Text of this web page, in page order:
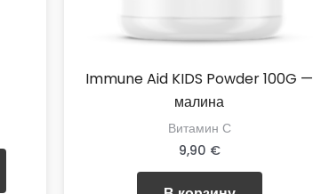
Этот
Immune Aid KIDS Powder 100G —
малина
Витамин С
9,90 €